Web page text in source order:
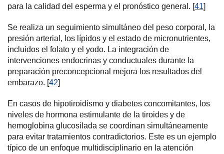
para la calidad del esperma y el pronóstico general. [41]
Se realiza un seguimiento simultáneo del peso corporal, la
presión arterial, los lípidos y el estado de micronutrientes,
incluidos el folato y el yodo. La integración de
intervenciones endocrinas y conductuales durante la
preparación preconcepcional mejora los resultados del
embarazo. [42]
En casos de hipotiroidismo y diabetes concomitantes, los
niveles de hormona estimulante de la tiroides y de
hemoglobina glucosilada se coordinan simultáneamente
para evitar tratamientos contradictorios. Este es un ejemplo
típico de un enfoque multidisciplinario en la atención